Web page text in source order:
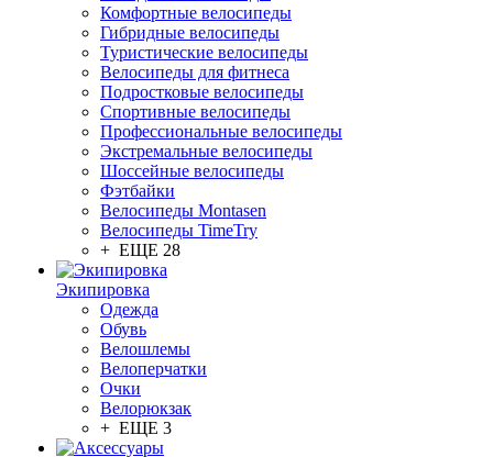
Комфортные велосипеды
Гибридные велосипеды
Туристические велосипеды
Велосипеды для фитнеса
Подростковые велосипеды
Спортивные велосипеды
Профессиональные велосипеды
Экстремальные велосипеды
Шоссейные велосипеды
Фэтбайки
Велосипеды Montasen
Велосипеды TimeTry
+ ЕЩЕ 28
Экипировка
Одежда
Обувь
Велошлемы
Велоперчатки
Очки
Велорюкзак
+ ЕЩЕ 3